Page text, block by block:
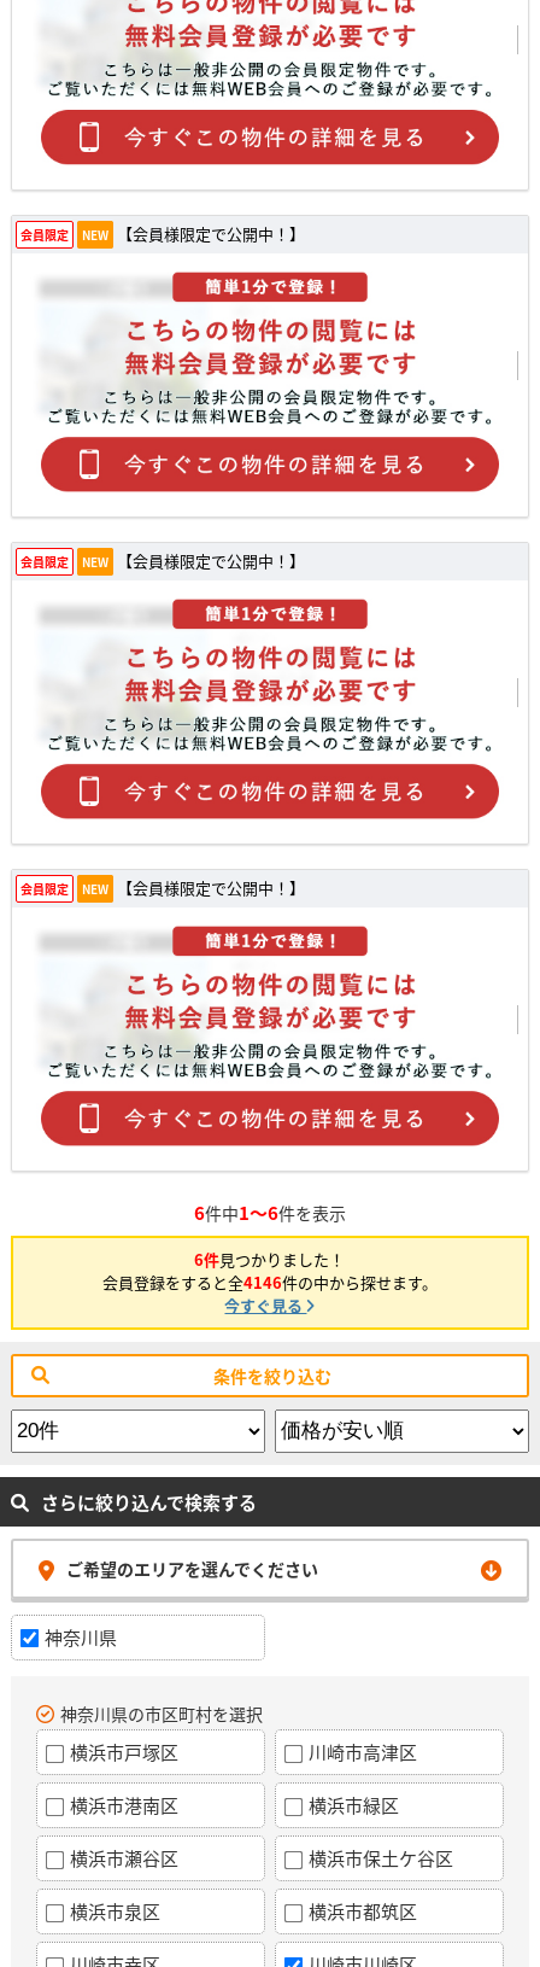
会員限定 NEW 【会員様限定で公開中！】
会員限定 NEW 【会員様限定で公開中！】
会員限定 NEW 【会員様限定で公開中！】
6件中1～6件を表示
6件見つかりました！
会員登録をすると全4146件の中から探せます。
今すぐ見る
条件を絞り込む
さらに絞り込んで検索する
ご希望のエリアを選んでください
神奈川県
神奈川県の市区町村を選択
横浜市戸塚区 川崎市高津区
横浜市港南区 横浜市緑区
横浜市瀬谷区 横浜市保土ケ谷区
横浜市泉区 横浜市都筑区